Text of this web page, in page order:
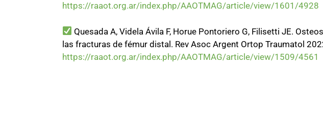
https://raaot.org.ar/index.php/AAOTMAG/article/view/1601/4928
Quesada A, Videla Ávila F, Horue Pontoriero G, Filisetti JE.
las fracturas de fémur distal. Rev Asoc Argent Ortop Traumatol
https://raaot.org.ar/index.php/AAOTMAG/article/view/1509/4561